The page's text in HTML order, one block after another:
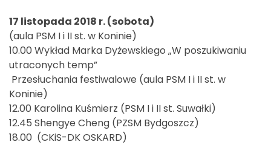
17 listopada 2018 r. (sobota)
(aula PSM I i II st. w Koninie)
10.00 Wykład Marka Dyżewskiego „W poszukiwaniu
utraconych temp”
Przesłuchania festiwalowe (aula PSM I i II st. w
Koninie)
12.00 Karolina Kuśmierz (PSM I i II st. Suwałki)
12.45 Shengye Cheng (PZSM Bydgoszcz)
18.00 (CKiS-DK OSKARD)